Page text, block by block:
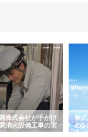
京シー・エム・シー
フラ管理システム導
株
か
由